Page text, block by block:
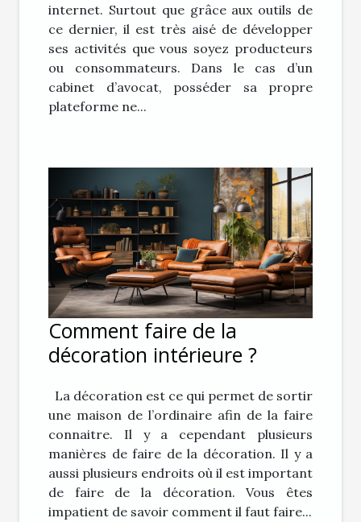
internet. Surtout que grâce aux outils de
ce dernier, il est très aisé de développer
ses activités que vous soyez producteurs
ou consommateurs. Dans le cas d’un
cabinet d’avocat, posséder sa propre
plateforme ne...
Comment faire de la
décoration intérieure ?
La décoration est ce qui permet de sortir
une maison de l’ordinaire afin de la faire
connaitre. Il y a cependant plusieurs
manières de faire de la décoration. Il y a
aussi plusieurs endroits où il est important
de faire de la décoration. Vous êtes
impatient de savoir comment il faut faire...